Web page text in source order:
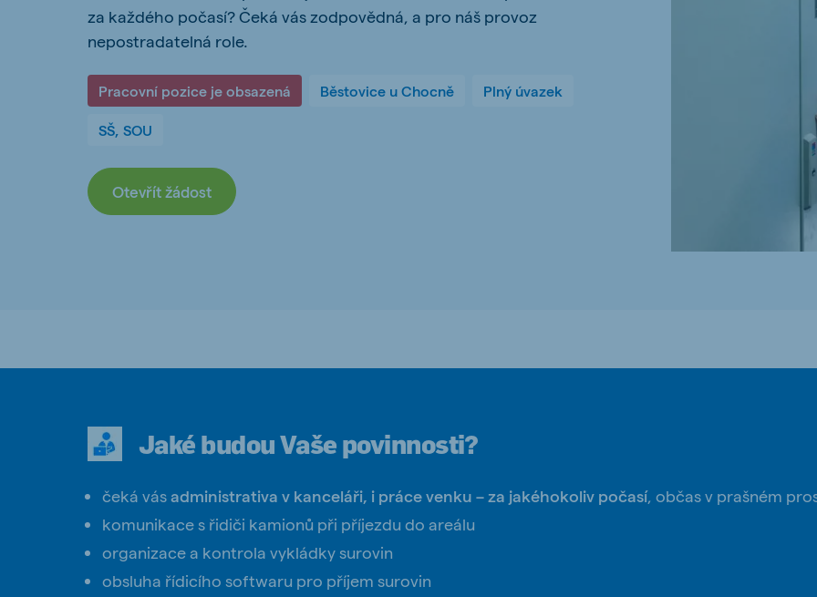
za každého počasí? Čeká vás zodpovědná, a pro náš provoz
nepostradatelná role.
Pracovní pozice je obsazená Běstovice u Chocně Plný úvazek
SŠ, SOU
Otevřít žádost
Jaké budou Vaše povinnosti?
čeká vásadministrativa v kanceláři, i prácevenku – za jakéhokoliv počasí, občas v prašném
komunikace s řidiči kamionů při příjezdu do areálu
organizace a kontrola vykládky surovin
obsluha řídicího softwaru pro příjem surovin
Hungary
Hungarian
Slovakia
Vietnamese
Philippines
Portuguese Ukrainian
English